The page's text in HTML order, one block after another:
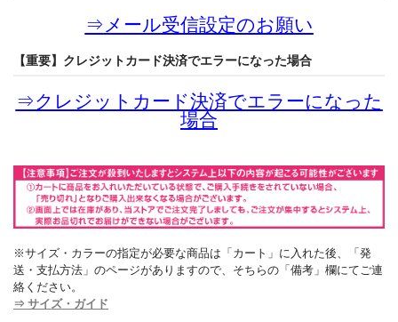
⇒メール受信設定のお願い
【重要】クレジットカード決済でエラーになった場合
⇒クレジットカード決済でエラーになった
場合
※サイズ・カラーの指定が必要な商品は「カート」に入れた後、「発
送・支払方法」のページがありますので、そちらの「備考」欄にてご連
絡ください。
⇒ サイズ・ガイド